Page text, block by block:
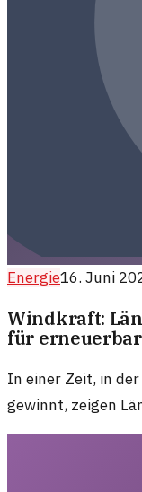
Energie16. Juni
Windkraft:
für
In einer Zeit, in
gewinnt, zeigen
Unterstützung für